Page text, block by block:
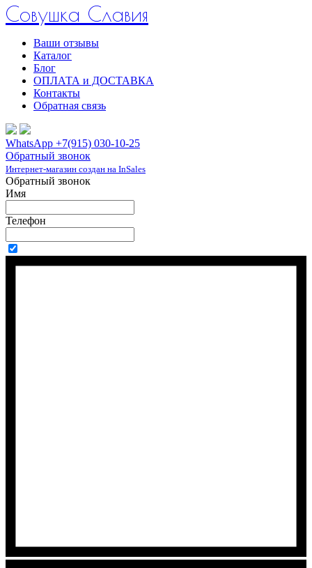
Совушка Славия
Ваши отзывы
Каталог
Блог
ОПЛАТА и ДОСТАВКА
Контакты
Обратная связь
WhatsApp +7(915) 030-10-25
Обратный звонок
Интернет-магазин создан на InSales
Обратный звонок
Имя
Телефон